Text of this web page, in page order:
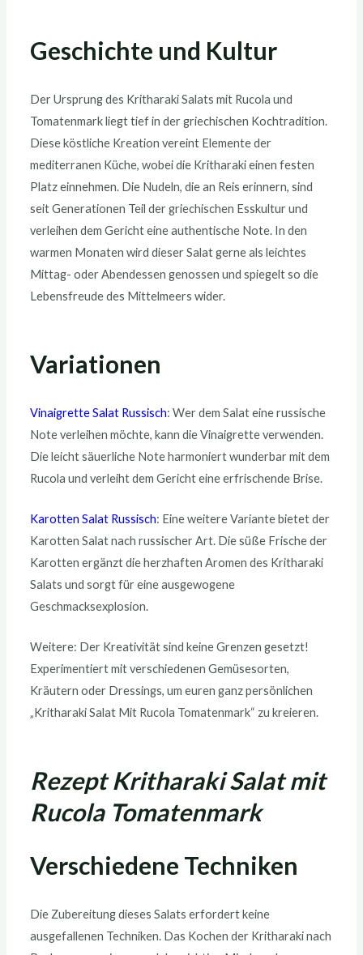
Geschichte und Kultur
Der Ursprung des Kritharaki Salats mit Rucola und
Tomatenmark liegt tief in der griechischen Kochtradition.
Diese köstliche Kreation vereint Elemente der
mediterranen Küche, wobei die Kritharaki einen festen
Platz einnehmen. Die Nudeln, die an Reis erinnern, sind
seit Generationen Teil der griechischen Esskultur und
verleihen dem Gericht eine authentische Note. In den
warmen Monaten wird dieser Salat gerne als leichtes
Mittag- oder Abendessen genossen und spiegelt so die
Lebensfreude des Mittelmeers wider.
Variationen
Vinaigrette Salat Russisch: Wer dem Salat eine russische
Note verleihen möchte, kann die Vinaigrette verwenden.
Die leicht säuerliche Note harmoniert wunderbar mit dem
Rucola und verleiht dem Gericht eine erfrischende Brise.
Karotten Salat Russisch: Eine weitere Variante bietet der
Karotten Salat nach russischer Art. Die süße Frische der
Karotten ergänzt die herzhaften Aromen des Kritharaki
Salats und sorgt für eine ausgewogene
Geschmacksexplosion.
Weitere: Der Kreativität sind keine Grenzen gesetzt!
Experimentiert mit verschiedenen Gemüsesorten,
Kräutern oder Dressings, um euren ganz persönlichen
„Kritharaki Salat Mit Rucola Tomatenmark“ zu kreieren.
Rezept Kritharaki Salat mit
Rucola Tomatenmark
Verschiedene Techniken
Die Zubereitung dieses Salats erfordert keine
ausgefallenen Techniken. Das Kochen der Kritharaki nach